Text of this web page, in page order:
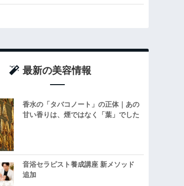
最新の美容情報
香水の「タバコノート」の正体｜あの
甘い香りは、煙ではなく「葉」でした
音浴セラピスト養成講座 新メソッド
追加